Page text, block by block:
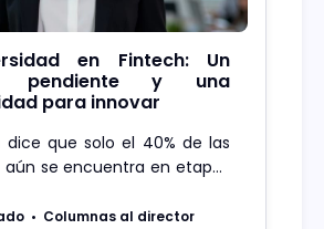
en Fintech: Un
pendiente y una
para innovar
dice que solo el 40% de las
se encuentra en etapas
inclusión, y solo un 13%
Columnas al director